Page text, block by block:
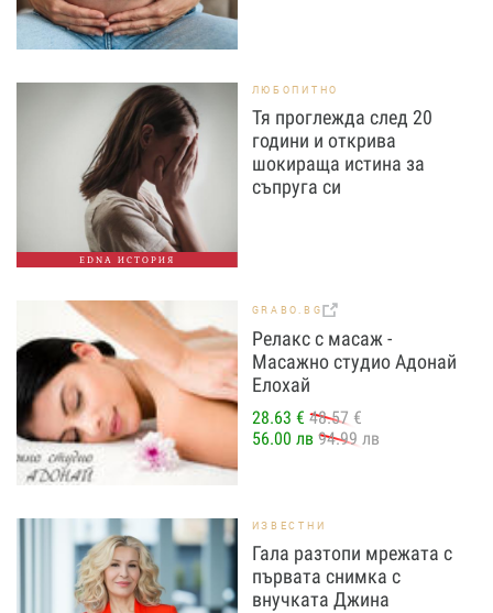
EDNA ИСТОРИЯ
ЛЮБОПИТНО
Тя проглежда след 20
години и открива
шокираща истина за
съпруга си
GRABO.BG
Релакс с масаж -
Масажно студио Адонай
Елохай
28.63 € 48.57 €
56.00 лв 94.99 лв
ИЗВЕСТНИ
Гала разтопи мрежата с
първата снимка с
внучката Джина